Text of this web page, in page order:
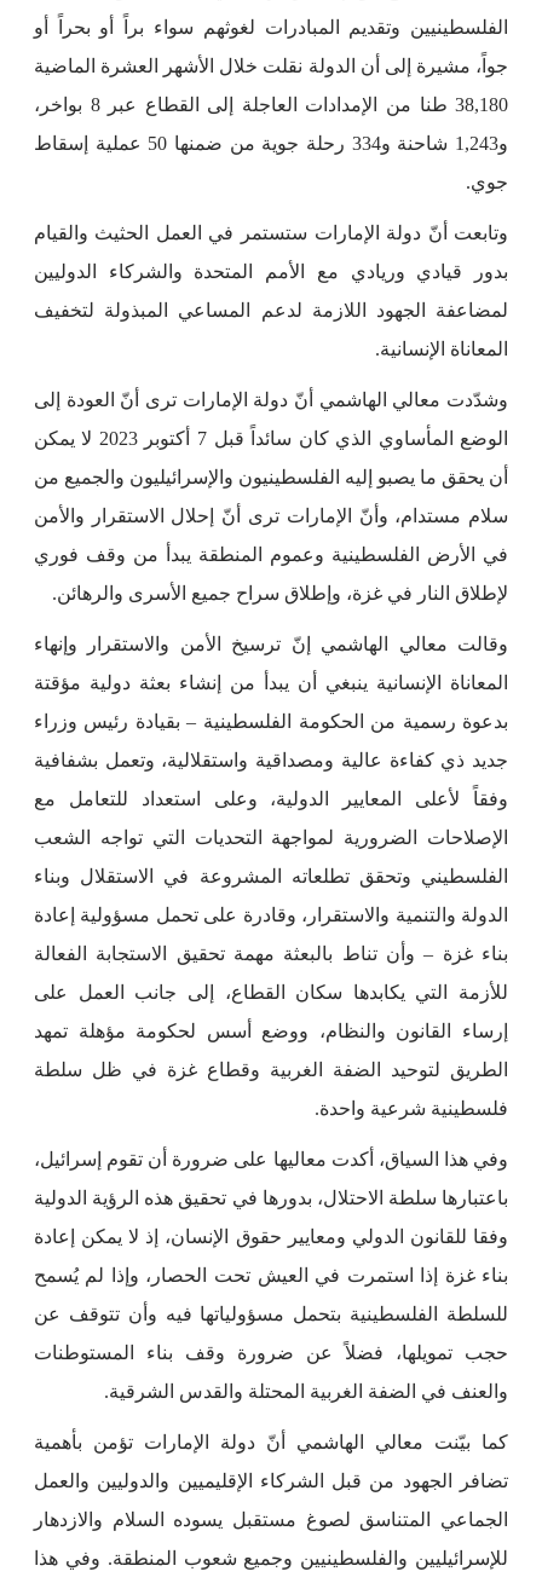
الفلسطينيين وتقديم المبادرات لغوثهم سواء براً أو بحراً أو
جواً، مشيرة إلى أن الدولة نقلت خلال الأشهر العشرة الماضية
38,180 طنا من الإمدادات العاجلة إلى القطاع عبر 8 بواخر،
و1,243 شاحنة و334 رحلة جوية من ضمنها 50 عملية إسقاط
جوي.
وتابعت أنّ دولة الإمارات ستستمر في العمل الحثيث والقيام
بدور قيادي وريادي مع الأمم المتحدة والشركاء الدوليين
لمضاعفة الجهود اللازمة لدعم المساعي المبذولة لتخفيف
المعاناة الإنسانية.
وشدّدت معالي الهاشمي أنّ دولة الإمارات ترى أنّ العودة إلى
الوضع المأساوي الذي كان سائداً قبل 7 أكتوبر 2023 لا يمكن
أن يحقق ما يصبو إليه الفلسطينيون والإسرائيليون والجميع من
سلام مستدام، وأنّ الإمارات ترى أنّ إحلال الاستقرار والأمن
في الأرض الفلسطينية وعموم المنطقة يبدأ من وقف فوري
لإطلاق النار في غزة، وإطلاق سراح جميع الأسرى والرهائن.
وقالت معالي الهاشمي إنّ ترسيخ الأمن والاستقرار وإنهاء
المعاناة الإنسانية ينبغي أن يبدأ من إنشاء بعثة دولية مؤقتة
بدعوة رسمية من الحكومة الفلسطينية – بقيادة رئيس وزراء
جديد ذي كفاءة عالية ومصداقية واستقلالية، وتعمل بشفافية
وفقاً لأعلى المعايير الدولية، وعلى استعداد للتعامل مع
الإصلاحات الضرورية لمواجهة التحديات التي تواجه الشعب
الفلسطيني وتحقق تطلعاته المشروعة في الاستقلال وبناء
الدولة والتنمية والاستقرار، وقادرة على تحمل مسؤولية إعادة
بناء غزة – وأن تناط بالبعثة مهمة تحقيق الاستجابة الفعالة
للأزمة التي يكابدها سكان القطاع، إلى جانب العمل على
إرساء القانون والنظام، ووضع أسس لحكومة مؤهلة تمهد
الطريق لتوحيد الضفة الغربية وقطاع غزة في ظل سلطة
فلسطينية شرعية واحدة.
وفي هذا السياق، أكدت معاليها على ضرورة أن تقوم إسرائيل،
باعتبارها سلطة الاحتلال، بدورها في تحقيق هذه الرؤية الدولية
وفقا للقانون الدولي ومعايير حقوق الإنسان، إذ لا يمكن إعادة
بناء غزة إذا استمرت في العيش تحت الحصار، وإذا لم يُسمح
للسلطة الفلسطينية بتحمل مسؤولياتها فيه وأن تتوقف عن
حجب تمويلها، فضلاً عن ضرورة وقف بناء المستوطنات
والعنف في الضفة الغربية المحتلة والقدس الشرقية.
كما بيّنت معالي الهاشمي أنّ دولة الإمارات تؤمن بأهمية
تضافر الجهود من قبل الشركاء الإقليميين والدوليين والعمل
الجماعي المتناسق لصوغ مستقبل يسوده السلام والازدهار
للإسرائيليين والفلسطينيين وجميع شعوب المنطقة. وفي هذا